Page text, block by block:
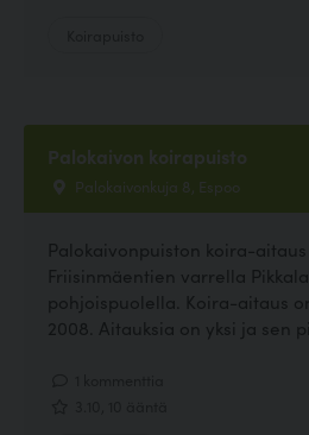
Palokaivon koirapuisto
Palokaivonkuja 8, Espoo
Palokaivonpuiston koira-
Friisinmäentien varrella
pohjoispuolella. Koira-aitaus
2008. Aitauksia on yksi ja sen